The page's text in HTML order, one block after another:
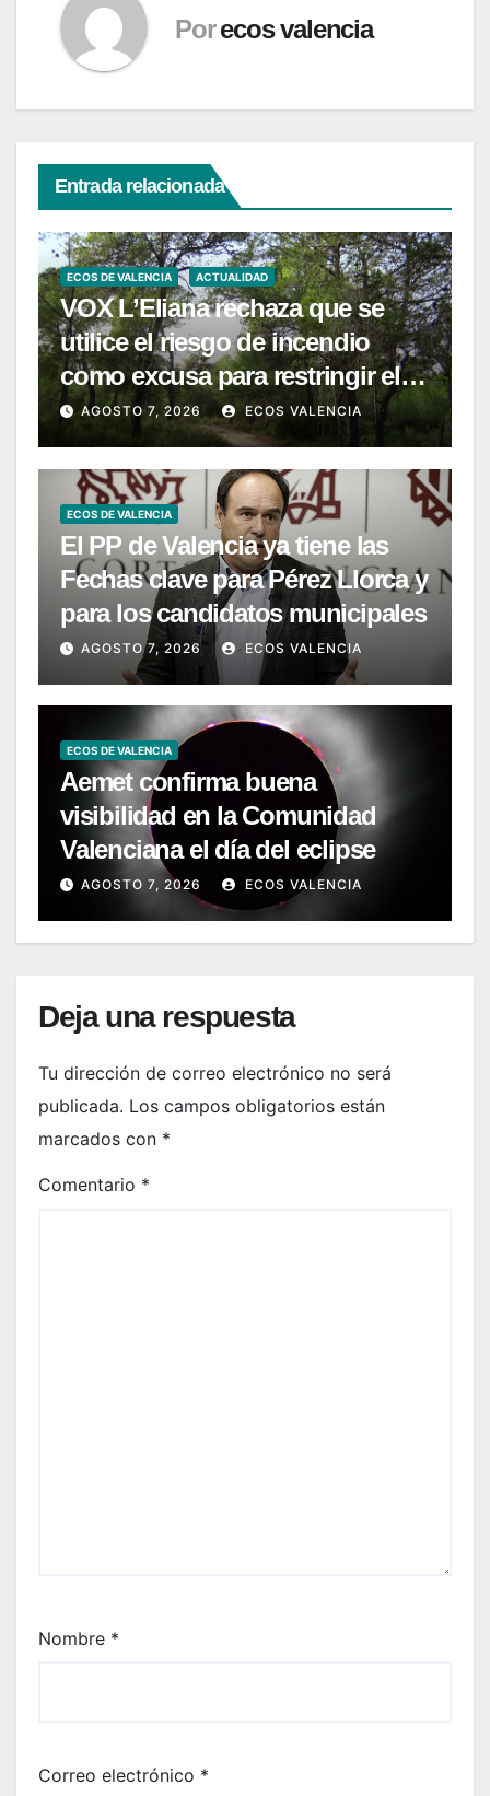
Por ecos valencia
Entrada relacionada
ECOS DE VALENCIA ACTUALIDAD
VOX L’Eliana rechaza que se
utilice el riesgo de incendio
como excusa para restringir el
acceso a La Vallesa
AGOSTO 7, 2026 ECOS VALENCIA
ECOS DE VALENCIA
El PP de Valencia ya tiene las
Fechas clave para Pérez Llorca y
para los candidatos municipales
AGOSTO 7, 2026 ECOS VALENCIA
ECOS DE VALENCIA
Aemet confirma buena
visibilidad en la Comunidad
Valenciana el día del eclipse
AGOSTO 7, 2026 ECOS VALENCIA
Deja una respuesta
Tu dirección de correo electrónico no será
publicada. Los campos obligatorios están
marcados con *
Comentario *
Nombre *
Correo electrónico *